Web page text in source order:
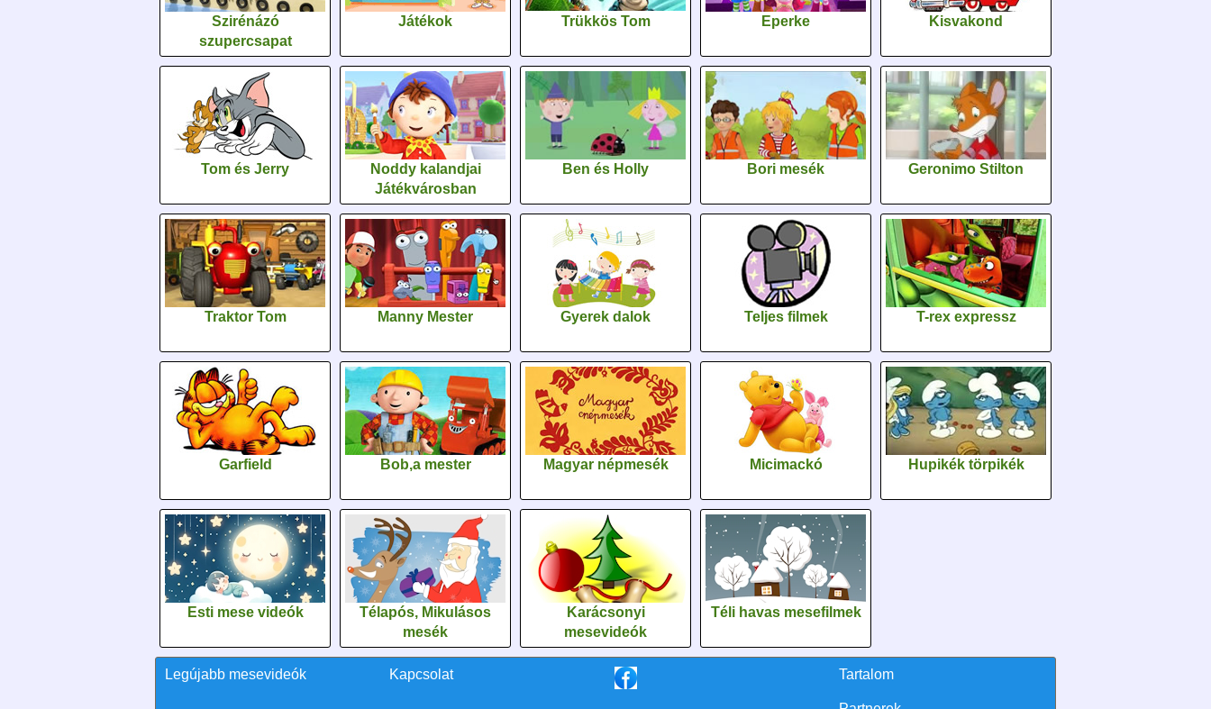
Szirénázó
szupercsapat
Játékok Trükkös Tom Eperke Kisvakond
Tom és Jerry
Noddy kalandjai
Játékvárosban
Ben és Holly Bori mesék Geronimo Stilton
Traktor Tom Manny Mester Gyerek dalok Teljes filmek T-rex expressz
Garfield Bob,a mester Magyar népmesék Micimackó Hupikék törpikék
Esti mese videók
Télapós, Mikulásos
mesék
Karácsonyi
mesevideók
Téli havas mesefilmek
Legújabb mesevideók Kapcsolat Tartalom